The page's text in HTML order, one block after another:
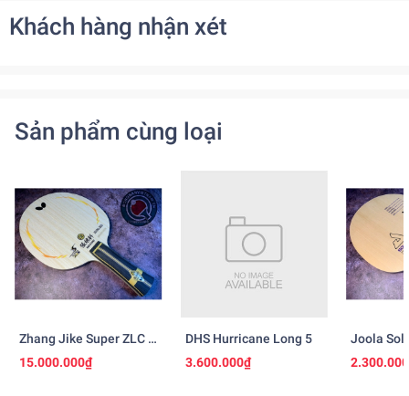
Khách hàng nhận xét
Sản phẩm cùng loại
Zhang Jike Super ZLC -
Ngừng Sản Xuất
15.000.000₫
DHS Hurricane Long 5
3.600.000₫
Joola